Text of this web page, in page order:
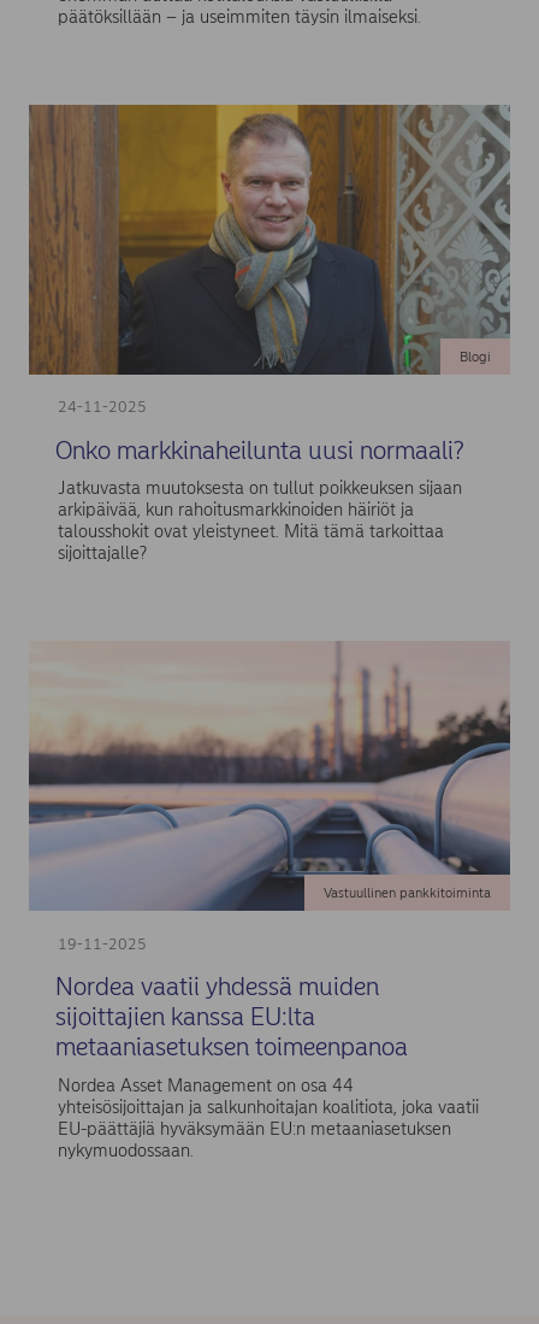
päätöksillään – ja useimmiten täysin ilmaiseksi.
24-11-2025
Blogi
Onko markkinaheilunta uusi normaali?
Jatkuvasta muutoksesta on tullut poikkeuksen sijaan
arkipäivää, kun rahoitusmarkkinoiden häiriöt ja
talousshokit ovat yleistyneet. Mitä tämä tarkoittaa
sijoittajalle?
19-11-2025
Vastuullinen pankkitoiminta
Nordea vaatii yhdessä muiden
sijoittajien kanssa EU:lta
metaaniasetuksen toimeenpanoa
Nordea Asset Management on osa 44
yhteisösijoittajan ja salkunhoitajan koalitiota, joka vaatii
EU-päättäjiä hyväksymään EU:n metaaniasetuksen
nykymuodossaan.